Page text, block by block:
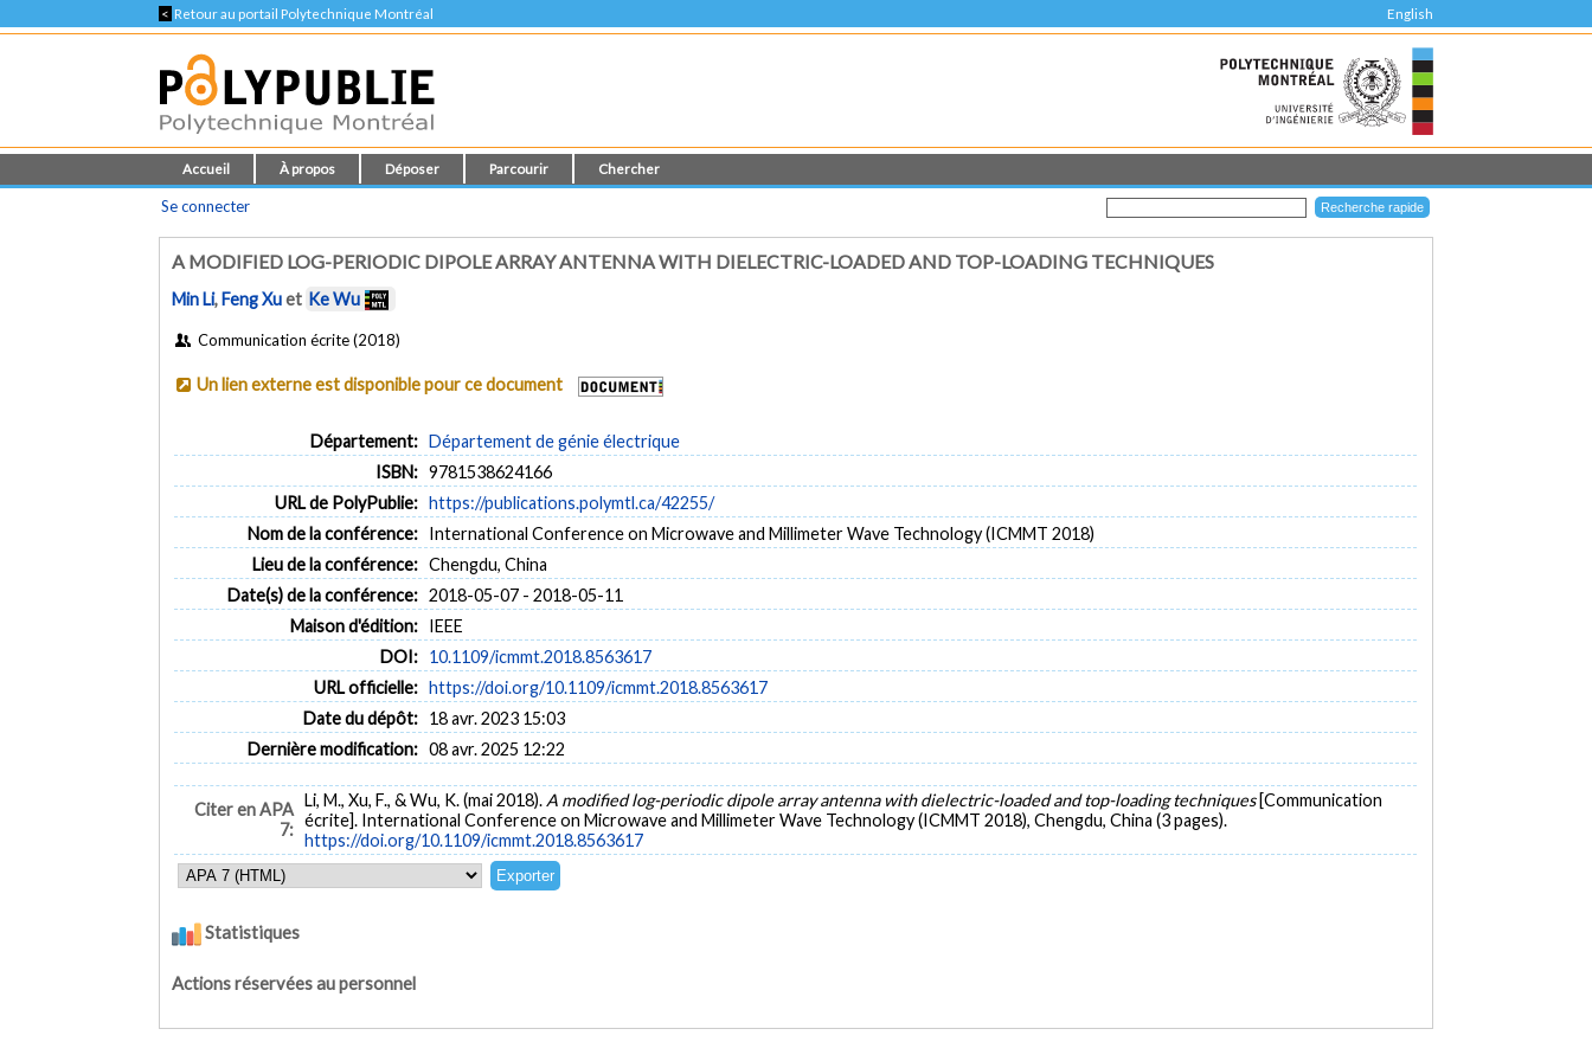
< Retour au portail Polytechnique Montréal English
Accueil À propos Déposer Parcourir Chercher
Se connecter
A MODIFIED LOG-PERIODIC DIPOLE ARRAY ANTENNA WITH DIELECTRIC-LOADED AND TOP-LOADING TECHNIQUES
Min Li,Feng Xuet Ke Wu
Communication écrite (2018)
Un lien externe est disponible pour ce document
Département: Département de génie électrique
ISBN: 9781538624166
URL de PolyPublie: https://publications.polymtl.ca/42255/
Nom de la conférence: International Conference on Microwave and Millimeter Wave Technology (ICMMT 2018)
Lieu de la conférence: Chengdu, China
Date(s) de la conférence: 2018-05-07 - 2018-05-11
Maison d'édition: IEEE
DOI: 10.1109/icmmt.2018.8563617
URL officielle: https://doi.org/10.1109/icmmt.2018.8563617
Date du dépôt: 18 avr. 2023 15:03
Dernière modification: 08 avr. 2025 12:22
Citer en APA
7:
Li, M., Xu, F., & Wu, K. (mai 2018). A modified log-periodic dipole array antenna with dielectric-loaded and top-loading techniques [Communication
écrite]. International Conference on Microwave and Millimeter Wave Technology (ICMMT 2018), Chengdu, China (3 pages).
https://doi.org/10.1109/icmmt.2018.8563617
Statistiques
Actions réservées au personnel